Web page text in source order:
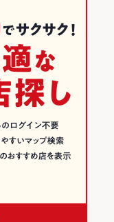
ング
ング